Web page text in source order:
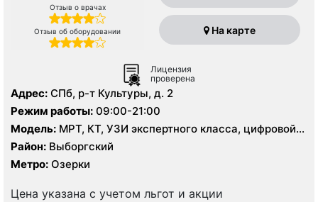
Отзыв о врачах
Отзыв об оборудовании На карте
Лицензия
проверена
Адрес: СПб, р-т Культуры, д. 2
Режим работы: 09:00-21:00
Модель: МРТ, КТ, УЗИ экспертного класса, цифровой
рентген
Район: Выборгский
Метро: Озерки
Цена указана с учетом льгот и акции